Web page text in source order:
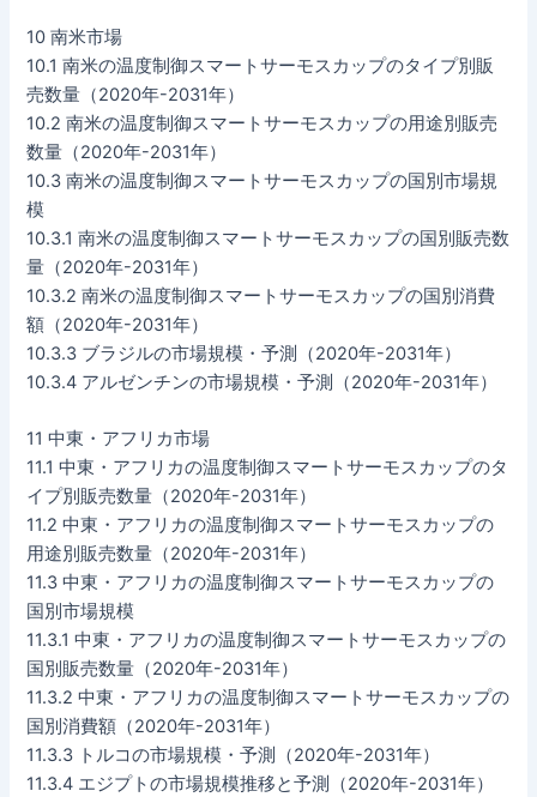
10 南米市場
10.1 南米の温度制御スマートサーモスカップのタイプ別販
売数量（2020年-2031年）
10.2 南米の温度制御スマートサーモスカップの用途別販売
数量（2020年-2031年）
10.3 南米の温度制御スマートサーモスカップの国別市場規
模
10.3.1 南米の温度制御スマートサーモスカップの国別販売数
量（2020年-2031年）
10.3.2 南米の温度制御スマートサーモスカップの国別消費
額（2020年-2031年）
10.3.3 ブラジルの市場規模・予測（2020年-2031年）
10.3.4 アルゼンチンの市場規模・予測（2020年-2031年）
11 中東・アフリカ市場
11.1 中東・アフリカの温度制御スマートサーモスカップのタ
イプ別販売数量（2020年-2031年）
11.2 中東・アフリカの温度制御スマートサーモスカップの
用途別販売数量（2020年-2031年）
11.3 中東・アフリカの温度制御スマートサーモスカップの
国別市場規模
11.3.1 中東・アフリカの温度制御スマートサーモスカップの
国別販売数量（2020年-2031年）
11.3.2 中東・アフリカの温度制御スマートサーモスカップの
国別消費額（2020年-2031年）
11.3.3 トルコの市場規模・予測（2020年-2031年）
11.3.4 エジプトの市場規模推移と予測（2020年-2031年）